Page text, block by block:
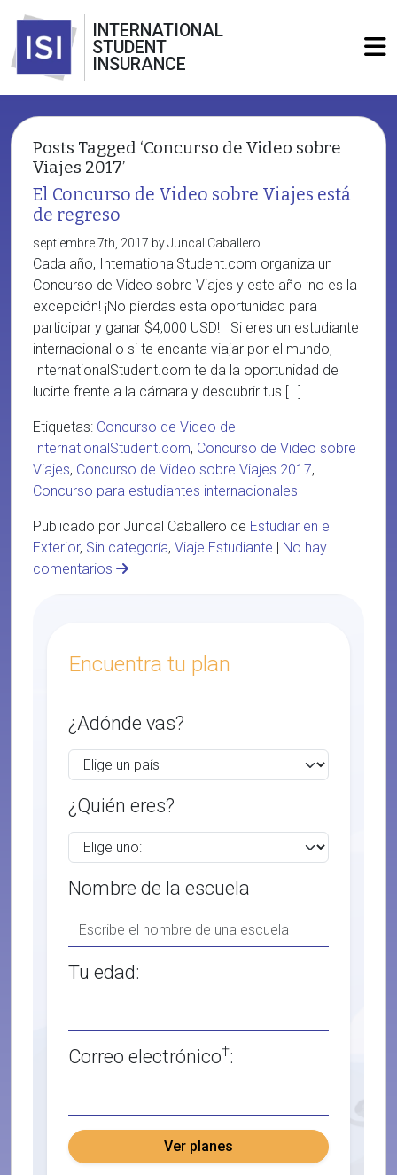
INTERNATIONAL
STUDENT
INSURANCE
Posts Tagged ‘Concurso de Video sobre
Viajes 2017’
El Concurso de Video sobre Viajes está
de regreso
septiembre 7th, 2017 by Juncal Caballero
Cada año, InternationalStudent.com organiza un
Concurso de Video sobre Viajes y este año ¡no es la
excepción! ¡No pierdas esta oportunidad para
participar y ganar $4,000 USD! Si eres un estudiante
internacional o si te encanta viajar por el mundo,
InternationalStudent.com te da la oportunidad de
lucirte frente a la cámara y descubrir tus […]
Etiquetas: Concurso de Video de
InternationalStudent.com, Concurso de Video sobre
Viajes, Concurso de Video sobre Viajes 2017,
Concurso para estudiantes internacionales
Publicado por Juncal Caballero de Estudiar en el
Exterior, Sin categoría, Viaje Estudiante | No hay
comentarios
Encuentra tu plan
¿Adónde vas?
¿Quién eres?
Nombre de la escuela
Tu edad:
Correo electrónico†:
Ver planes